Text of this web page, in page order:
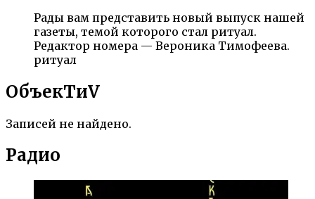
Рады вам представить новый выпуск нашей
газеты, темой которого стал ритуал.
Редактор номера — Вероника Тимофеева.
ритуал
ОбъекTиV
Записей не найдено.
Радио